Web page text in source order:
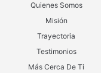
Quienes Somos
Misión
Trayectoria
Testimonios
Más Cerca De Ti